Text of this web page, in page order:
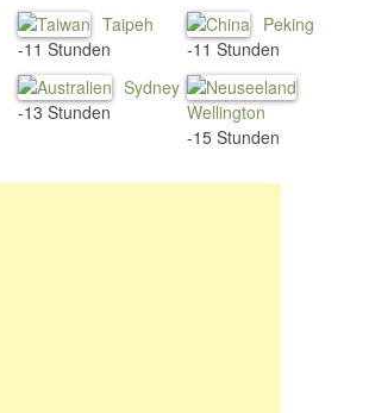
Taipeh
-11 Stunden
Peking
-11 Stunden
Sydney
-13 Stunden
Wellington
-15 Stunden